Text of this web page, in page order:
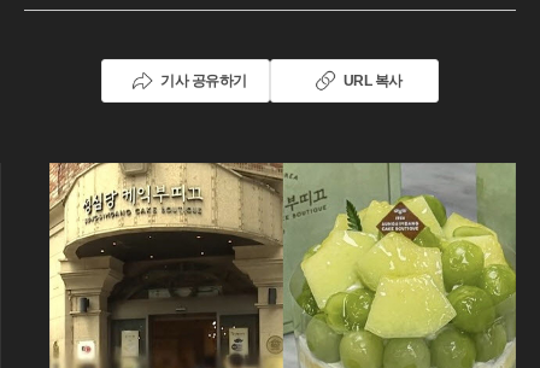
기사 공유하기 URL 복사